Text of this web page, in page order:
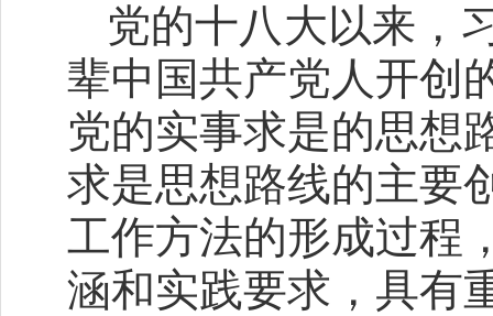
党的十八大以来，
辈中国共产党人开创
党的实事求是的思想
求是思想路线的主要
工作方法的形成过程
涵和实践要求，具有